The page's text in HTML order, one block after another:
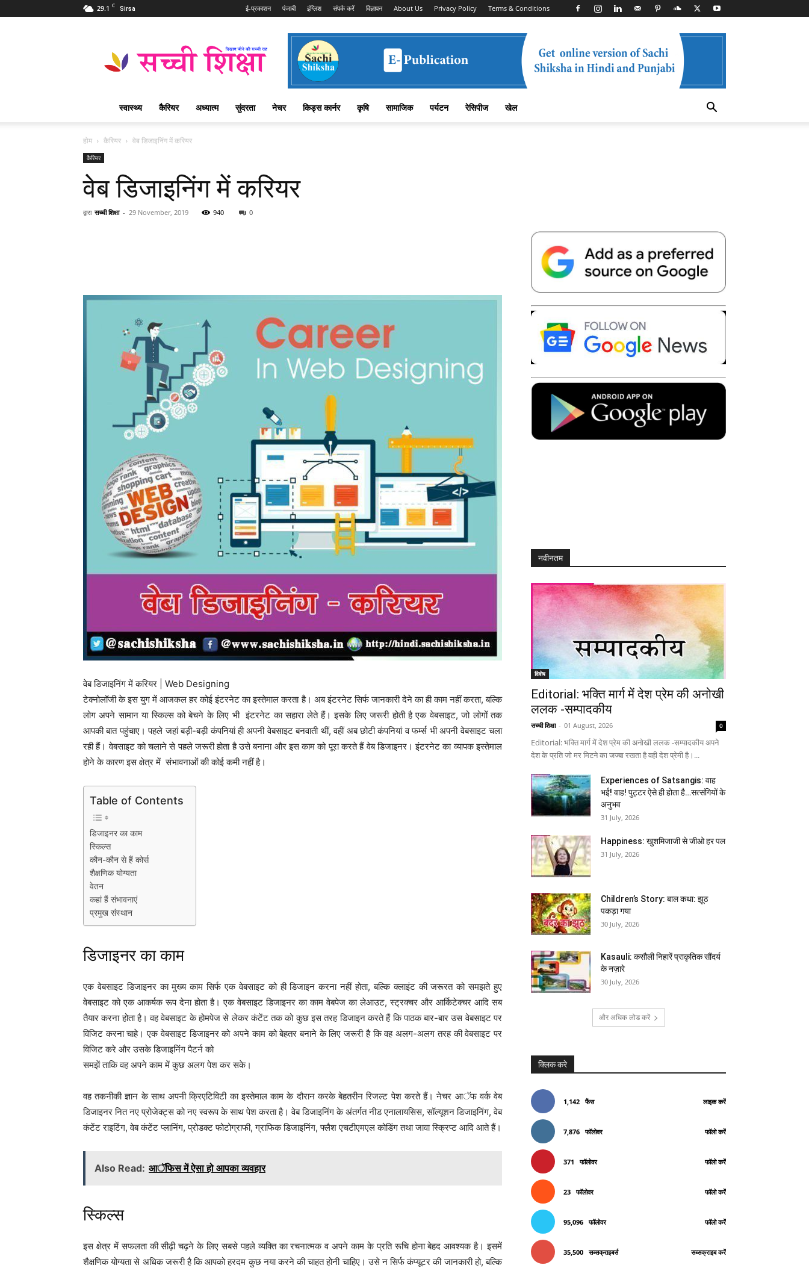
29.1 C Sirsa ई-प्रकाशन पंजाबी इंग्लिश संपर्क करें विज्ञापन About Us Privacy Policy Terms & Conditions
Shiksha
शिक्षा
पत्रिका
स्वास्थ्य कैरियर अध्यात्म सुंदरता नेचर किड्स कार्नर कृषि सामाजिक पर्यटन रेसिपीज खेल
होम कैरियर वेब डिजाइनिंग में करियर
कैरियर
वेब डिजाइनिंग में करियर
द्वारा सच्ची शिक्षा - 29 November, 2019 940 0
Telegram Copy URL
वेब डिजाइनिंग में करियर | Web Designing
टेक्नोलॉजी के इस युग में आजकल हर कोई इंटरनेट का इस्तेमाल करता है। अब इंटरनेट सिर्फ जानकारी देने का ही काम नहीं करता, बल्कि
लोग अपने सामान या स्किल्स को बेचने के लिए भी इंटरनेट का सहारा लेते हैं। इसके लिए जरूरी होती है एक वेबसाइट, जो लोगों तक
आपकी बात पहुंचाए। पहले जहां बड़ी-बड़ी कंपनियां ही अपनी वेबसाइट बनवाती थीं, वहीं अब छोटी कंपनियां व फर्म्स भी अपनी वेबसाइट चला
रही हैं। वेबसाइट को चलाने से पहले जरूरी होता है उसे बनाना और इस काम को पूरा करते हैं वेब डिजाइनर। इंटरनेट का व्यापक इस्तेमाल
होने के कारण इस क्षेत्र में संभावनाओं की कोई कमी नहीं है।
Table of Contents
डिजाइनर का काम
स्किल्स
कौन-कौन से हैं कोर्स
शैक्षणिक योग्यता
वेतन
कहां हैं संभावनाएं
प्रमुख संस्थान
डिजाइनर का काम
एक वेबसाइट डिजाइनर का मुख्य काम सिर्फ एक वेबसाइट को ही डिजाइन करना नहीं होता, बल्कि क्लाइंट की जरूरत को समझते हुए
वेबसाइट को एक आकर्षक रूप देना होता है। एक वेबसाइट डिजाइनर का काम वेबपेज का लेआउट, स्ट्रक्चर और आर्किटेक्चर आदि सब
तैयार करना होता है। वह वेबसाइट के होमपेज से लेकर कंटेंट तक को कुछ इस तरह डिजाइन करते हैं कि पाठक बार-बार उस वेबसाइट पर
विजिट करना चाहे। एक वेबसाइट डिजाइनर को अपने काम को बेहतर बनाने के लिए जरूरी है कि वह अलग-अलग तरह की वेबसाइट पर
विजिट करे और उसके डिजाइनिंग पैटर्न को
समझें ताकि वह अपने काम में कुछ अलग पेश कर सके।
वह तकनीकी ज्ञान के साथ अपनी क्रिएटिविटी का इस्तेमाल काम के दौरान करके बेहतरीन रिजल्ट पेश करते हैं। नेचर आॅफ वर्क वेब
डिजाइनर नित नए प्रोजेक्ट्स को नए स्वरूप के साथ पेश करता है। वेब डिजाइनिंग के अंतर्गत नीड एनालायसिस, सॉल्यूशन डिजाइनिंग, वेब
कंटेंट राइटिंग, वेब कंटेंट प्लानिंग, प्रोडक्ट फोटोग्राफी, ग्राफिक डिजाइनिंग, फ्लैश एचटीएमएल कोडिंग तथा जावा स्क्रिप्ट आदि आते हैं।
Also Read: आॅफिस में ऐसा हो आपका व्यवहार
स्किल्स
इस क्षेत्र में सफलता की सीढ़ी चढ़ने के लिए सबसे पहले व्यक्ति का रचनात्मक व अपने काम के प्रति रूचि होना बेहद आवश्यक है। इसमें
शैक्षणिक योग्यता से अधिक जरूरी है कि आपको हरदम कुछ नया करने की चाहत होनी चाहिए। उसे न सिर्फ कंप्यूटर की जानकारी हो, बल्कि
नवीनतम
विशेष
Editorial: भक्ति मार्ग में देश प्रेम की अनोखी
ललक -सम्पादकीय
सच्ची शिक्षा - 01 August, 2026 0
Editorial: भक्ति मार्ग में देश प्रेम की अनोखी ललक -सम्पादकीय अपने
देश के प्रति जो मर मिटने का जज्बा रखता है वही देश प्रेमी है।...
Experiences of Satsangis: वाह
भई! वाह! पुट्टर ऐसे ही होता है…सत्संगियों के
अनुभव
31 July, 2026
Happiness: खुशमिजाजी से जीओ हर पल
31 July, 2026
Children’s Story: बाल कथा: झूठ
पकड़ा गया
30 July, 2026
Kasauli: कसौली निहारें प्राकृतिक सौंदर्य
के नज़ारे
30 July, 2026
और अधिक लोड करें
क्लिक करे
1,142 फैंस लाइक करें
7,876 फॉलोवर फॉलो करें
371 फॉलोवर फॉलो करें
23 फॉलोवर फॉलो करें
95,096 फॉलोवर फॉलो करें
35,500 सब्सक्राइबर्स सब्सक्राइब करें